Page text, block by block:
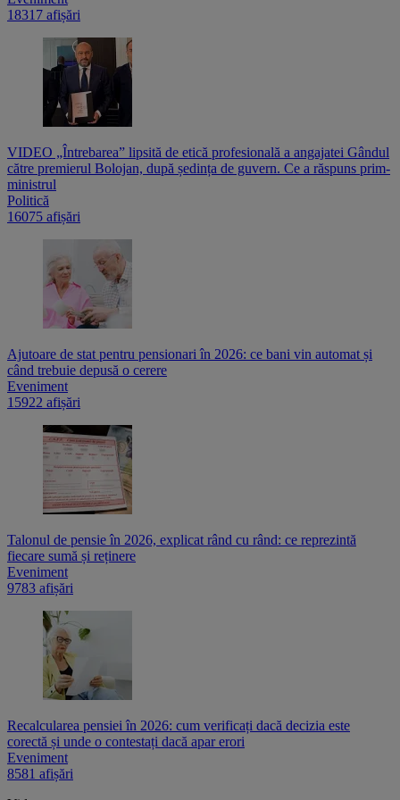
18317 afișări
VIDEO „Întrebarea” lipsită de etică profesională a angajatei Gândul
către premierul Bolojan, după ședința de guvern. Ce a răspuns prim-
ministrul
Politică
16075 afișări
Ajutoare de stat pentru pensionari în 2026: ce bani vin automat și
când trebuie depusă o cerere
Eveniment
15922 afișări
Talonul de pensie în 2026, explicat rând cu rând: ce reprezintă
fiecare sumă și reținere
Eveniment
9783 afișări
Recalcularea pensiei în 2026: cum verificați dacă decizia este
corectă și unde o contestați dacă apar erori
Eveniment
8581 afișări